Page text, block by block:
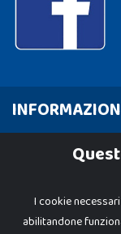
Cookie Policy
I cookie
abilitandone